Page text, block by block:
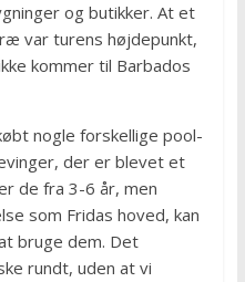
og butikker. At et
var turens højdepunkt,
kommer til Barbados
nogle forskellige pool-
der er blevet et
de fra 3-6 år, men
som Fridas hoved, kan
bruge dem. Det
rundt, uden at vi